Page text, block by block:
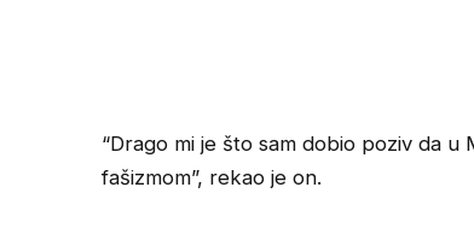
“Drago mi je što sam dobio poziv da
fašizmom”, rekao je on.